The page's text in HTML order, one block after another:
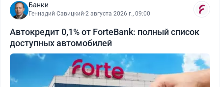
Банки
Геннадий Савицкий·2 августа 2026 г., 09:00
Автокредит 0,1% от ForteBank: полный список
доступных автомобилей